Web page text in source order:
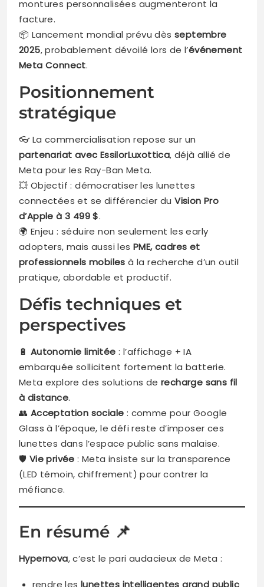
montures personnalisées augmenteront la
facture.
📦 Lancement mondial prévu dès septembre
2025, probablement dévoilé lors de l’événement
Meta Connect.
Positionnement
stratégique
👓 La commercialisation repose sur un
partenariat avec EssilorLuxottica, déjà allié de
Meta pour les Ray-Ban Meta.
💥 Objectif : démocratiser les lunettes
connectées et se différencier duVision Pro
d’Apple à 3 499 $.
🌍 Enjeu : séduire non seulement les early
adopters, mais aussi les PME, cadres et
professionnels mobiles à la recherche d’un outil
pratique, abordable et productif.
Défis techniques et
perspectives
🔋 Autonomie limitée : l’affichage + IA
embarquée sollicitent fortement la batterie.
Meta explore des solutions de recharge sans fil
à distance.
👥 Acceptation sociale : comme pour Google
Glass à l’époque, le défi reste d’imposer ces
lunettes dans l’espace public sans malaise.
🛡️ Vie privée : Meta insiste sur la transparence
(LED témoin, chiffrement) pour contrer la
méfiance.
En résumé 📌
Hypernova, c’est le pari audacieux de Meta :
rendre les lunettes intelligentes grand public